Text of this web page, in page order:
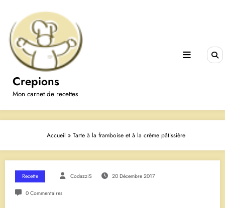
contenu
Crepions
Mon carnet de recettes
Accueil » Tarte à la framboise et à la crème pâtissière
Recette CodazziS 20 Décembre 2017
0 Commentaires